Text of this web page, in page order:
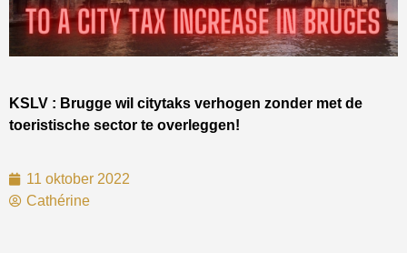
KSLV : Brugge wil citytaks verhogen zonder met de
toeristische sector te overleggen!
11 oktober 2022
Cathérine